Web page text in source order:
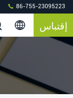
86-755-23095223
إقتباس